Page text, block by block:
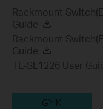
Rackmount
Guide
Rackmount
Guide
TL-SL1226 User
GYIK